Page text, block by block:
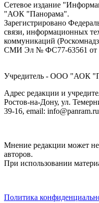
Сетевое издание
"АОК "Панорама".
Зарегистрировано
связи, информационных
коммуникаций
СМИ Эл № ФС77-63561 от
Учредитель - ООО "АОК
Адрес редакции и
Ростов-на-Дону, ул.
39-16, email: info@panram.ru
Мнение редакции может
авторов.
При использовании
Политика